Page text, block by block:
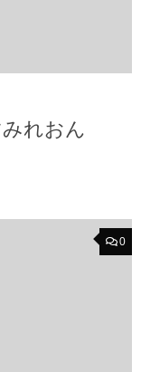
れおん
0